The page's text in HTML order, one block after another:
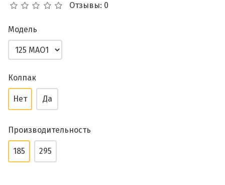
Отзывы: 0
Модель
Колпак
Нет Да
Производительность
185 295